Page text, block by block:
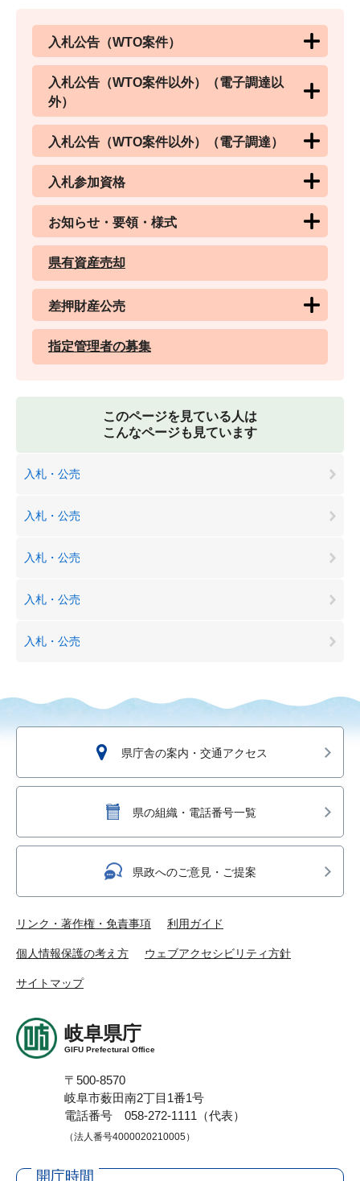
入札公告（WTO案件）
入札公告（WTO案件以外）（電子調達以
外）
入札公告（WTO案件以外）（電子調達）
入札参加資格
お知らせ・要領・様式
県有資産売却
差押財産公売
指定管理者の募集
このページを見ている人は
こんなページも見ています
入札・公売
入札・公売
入札・公売
入札・公売
入札・公売
県庁舎の案内・交通アクセス
県の組織・電話番号一覧
県政へのご意見・ご提案
リンク・著作権・免責事項 利用ガイド
個人情報保護の考え方 ウェブアクセシビリティ方針
サイトマップ
岐阜県庁
GIFU Prefectural Office
〒500-8570
岐阜市薮田南2丁目1番1号
電話番号 058-272-1111（代表）
（法人番号4000020210005）
開庁時間